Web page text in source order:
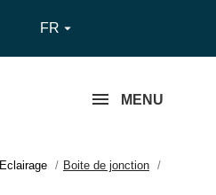
FR 
MENU
Eclairage
Boite de jonction